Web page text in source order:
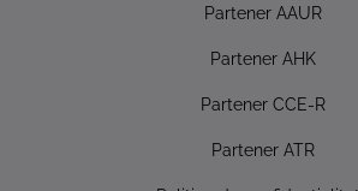
Partener AAUR
Partener AHK
Partener CCE-R
Partener ATR